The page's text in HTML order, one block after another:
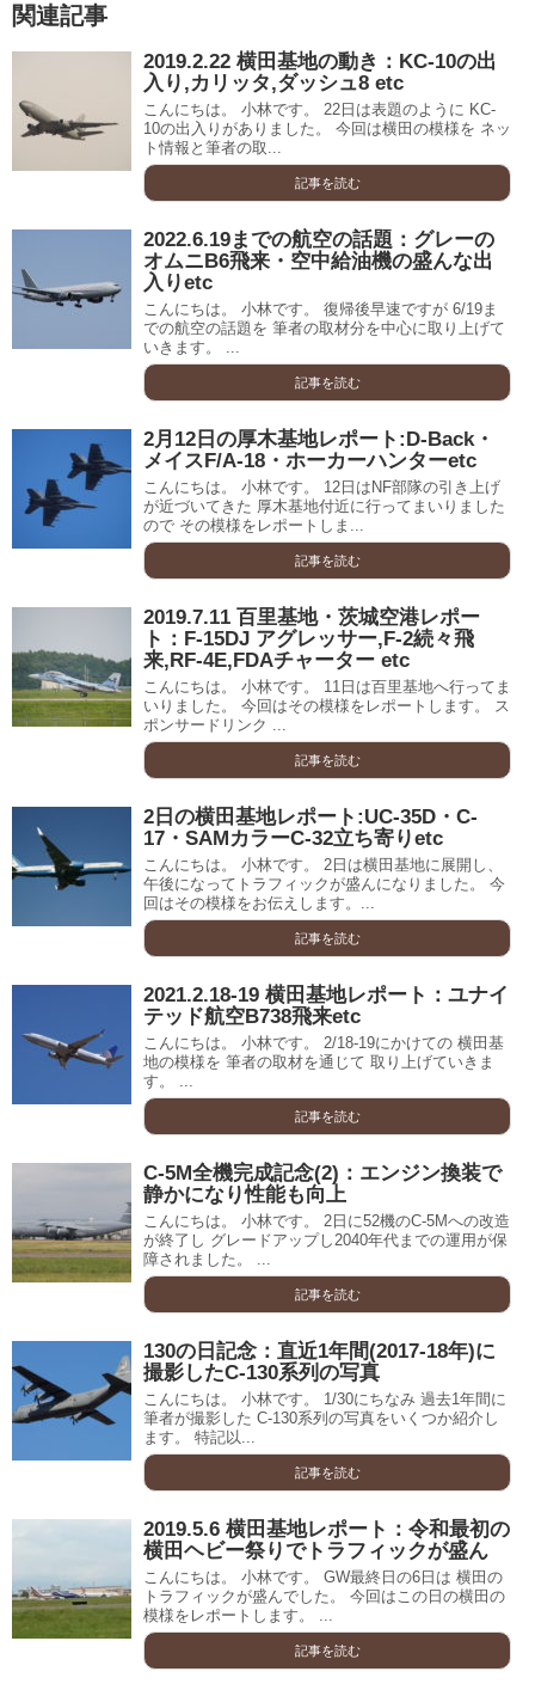
関連記事
2019.2.22 横田基地の動き：KC-10の出
入り,カリッタ,ダッシュ8 etc
こんにちは。 小林です。 22日は表題のように KC-
10の出入りがありました。 今回は横田の模様を ネッ
ト情報と筆者の取...
記事を読む
2022.6.19までの航空の話題：グレーの
オムニB6飛来・空中給油機の盛んな出
入りetc
こんにちは。 小林です。 復帰後早速ですが 6/19ま
での航空の話題を 筆者の取材分を中心に取り上げて
いきます。 ...
記事を読む
2月12日の厚木基地レポート:D-Back・
メイスF/A-18・ホーカーハンターetc
こんにちは。 小林です。 12日はNF部隊の引き上げ
が近づいてきた 厚木基地付近に行ってまいりました
ので その模様をレポートしま...
記事を読む
2019.7.11 百里基地・茨城空港レポー
ト：F-15DJ アグレッサー,F-2続々飛
来,RF-4E,FDAチャーター etc
こんにちは。 小林です。 11日は百里基地へ行ってま
いりました。 今回はその模様をレポートします。 ス
ポンサードリンク ...
記事を読む
2日の横田基地レポート:UC-35D・C-
17・SAMカラーC-32立ち寄りetc
こんにちは。 小林です。 2日は横田基地に展開し、
午後になってトラフィックが盛んになりました。 今
回はその模様をお伝えします。...
記事を読む
2021.2.18-19 横田基地レポート：ユナイ
テッド航空B738飛来etc
こんにちは。 小林です。 2/18-19にかけての 横田基
地の模様を 筆者の取材を通じて 取り上げていきま
す。 ...
記事を読む
C-5M全機完成記念(2)：エンジン換装で
静かになり性能も向上
こんにちは。 小林です。 2日に52機のC-5Mへの改造
が終了し グレードアップし2040年代までの運用が保
障されました。 ...
記事を読む
130の日記念：直近1年間(2017-18年)に
撮影したC-130系列の写真
こんにちは。 小林です。 1/30にちなみ 過去1年間に
筆者が撮影した C-130系列の写真をいくつか紹介し
ます。 特記以...
記事を読む
2019.5.6 横田基地レポート：令和最初の
横田ヘビー祭りでトラフィックが盛ん
こんにちは。 小林です。 GW最終日の6日は 横田の
トラフィックが盛んでした。 今回はこの日の横田の
模様をレポートします。 ...
記事を読む